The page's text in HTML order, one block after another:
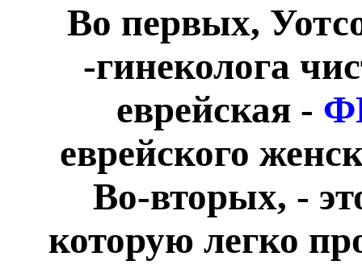
Во первых,
-гинеколога
еврейская -
еврейского
Во-вторых, -
которую легко